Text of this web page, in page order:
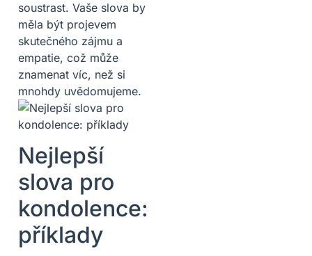
soustrast. Vaše slova by
měla být projevem
skutečného zájmu a
empatie, což může
znamenat víc, než si
mnohdy uvědomujeme.
Nejlepší
slova pro
kondolence:
příklady